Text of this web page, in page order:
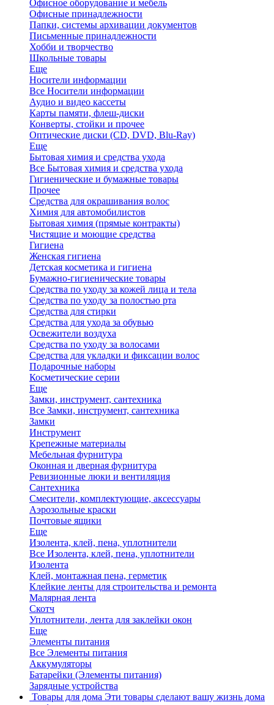
Офисное оборудование и мебель
Офисные принадлежности
Папки, системы архивации документов
Письменные принадлежности
Хобби и творчество
Школьные товары
Еще
Носители информации
Все Носители информации
Аудио и видео кассеты
Карты памяти, флеш-диски
Конверты, стойки и прочее
Оптические диски (CD, DVD, Blu-Ray)
Еще
Бытовая химия и средства ухода
Все Бытовая химия и средства ухода
Гигиенические и бумажные товары
Прочее
Средства для окрашивания волос
Химия для автомобилистов
Бытовая химия (прямые контракты)
Чистящие и моющие средства
Гигиена
Женская гигиена
Детская косметика и гигиена
Бумажно-гигиенические товары
Средства по уходу за кожей лица и тела
Средства по уходу за полостью рта
Средства для стирки
Средства для ухода за обувью
Освежители воздуха
Средства по уходу за волосами
Средства для укладки и фиксации волос
Подарочные наборы
Косметические серии
Еще
Замки, инструмент, сантехника
Все Замки, инструмент, сантехника
Замки
Инструмент
Крепежные материалы
Мебельная фурнитура
Оконная и дверная фурнитура
Ревизионные люки и вентиляция
Сантехника
Смесители, комплектующие, аксессуары
Аэрозольные краски
Почтовые ящики
Еще
Изолента, клей, пена, уплотнители
Все Изолента, клей, пена, уплотнители
Изолента
Клей, монтажная пена, герметик
Клейкие ленты для строительства и ремонта
Малярная лента
Скотч
Уплотнители, лента для заклейки окон
Еще
Элементы питания
Все Элементы питания
Аккумуляторы
Батарейки (Элементы питания)
Зарядные устройства
Товары для дома Эти товары сделают вашу жизнь дома